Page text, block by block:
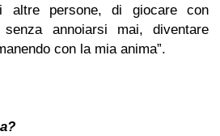
altre persone, di giocare con
senza annoiarsi mai, diventare
con la mia anima”.